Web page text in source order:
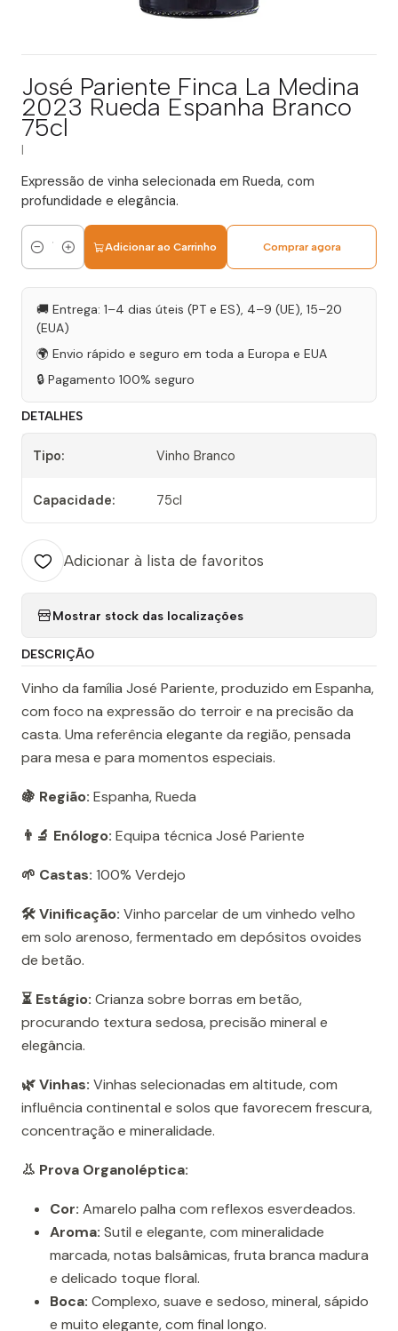
José Pariente Finca La Medina
2023 Rueda Espanha Branco
75cl
Expressão de vinha selecionada em Rueda, com
profundidade e elegância.
Quantidade
Adicionar ao Carrinho Comprar agora
🚚 Entrega: 1–4 dias úteis (PT e ES), 4–9 (UE), 15–20
(EUA)
🌍 Envio rápido e seguro em toda a Europa e EUA
🔒 Pagamento 100% seguro
DETALHES
Tipo: Vinho Branco
Capacidade: 75cl
Adicionar à lista de favoritos
Mostrar stock das localizações
DESCRIÇÃO
Vinho da família José Pariente, produzido em Espanha,
com foco na expressão do terroir e na precisão da
casta. Uma referência elegante da região, pensada
para mesa e para momentos especiais.
🍇 Região: Espanha, Rueda
👨‍🔬 Enólogo: Equipa técnica José Pariente
🌱 Castas: 100% Verdejo
🛠️ Vinificação: Vinho parcelar de um vinhedo velho
em solo arenoso, fermentado em depósitos ovoides
de betão.
⏳ Estágio: Crianza sobre borras em betão,
procurando textura sedosa, precisão mineral e
elegância.
🌿 Vinhas: Vinhas selecionadas em altitude, com
influência continental e solos que favorecem frescura,
concentração e mineralidade.
👃 Prova Organoléptica:
Cor: Amarelo palha com reflexos esverdeados.
Aroma: Sutil e elegante, com mineralidade
marcada, notas balsâmicas, fruta branca madura
e delicado toque floral.
Boca: Complexo, suave e sedoso, mineral, sápido
e muito elegante, com final longo.